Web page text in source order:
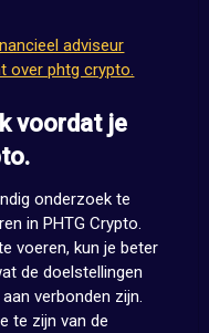
adviseur
over phtg crypto.
voordat je
onderzoek te
in PHTG Crypto.
voeren, kun je beter
de doelstellingen
verbonden zijn.
te zijn van de